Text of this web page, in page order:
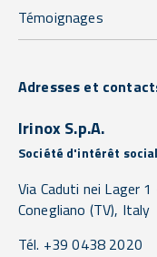
Témoignages
Adresses et
Irinox S.p.A.
Société d'intérêt
Via Caduti nei Lager 1
Conegliano (TV), Italy
Tél. +39 0438 2020